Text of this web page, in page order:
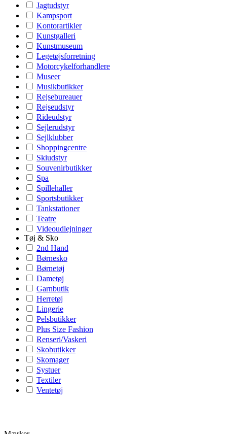
Jagtudstyr
Kampsport
Kontorartikler
Kunstgalleri
Kunstmuseum
Legetøjsforretning
Motorcykelforhandlere
Museer
Musikbutikker
Rejsebureauer
Rejseudstyr
Rideudstyr
Sejlerudstyr
Sejlklubber
Shoppingcentre
Skiudstyr
Souvenirbutikker
Spa
Spillehaller
Sportsbutikker
Tankstationer
Teatre
Videoudlejninger
Tøj & Sko
2nd Hand
Børnesko
Børnetøj
Dametøj
Garnbutik
Herretøj
Lingerie
Pelsbutikker
Plus Size Fashion
Renseri/Vaskeri
Skobutikker
Skomager
Systuer
Textiler
Ventetøj